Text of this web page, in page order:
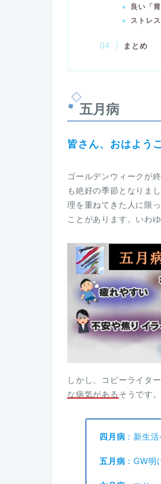
良い「
ストレ
まとめ
五月病
皆さん、おはよう
ゴールデンウィークが
も絶好の季節となりま
理を重ねてきた人に限
ことがあります。いわゆ
しかし、コピーライタ
な病気がある そうです。
四月病 ：新生
五月病 ：GW明